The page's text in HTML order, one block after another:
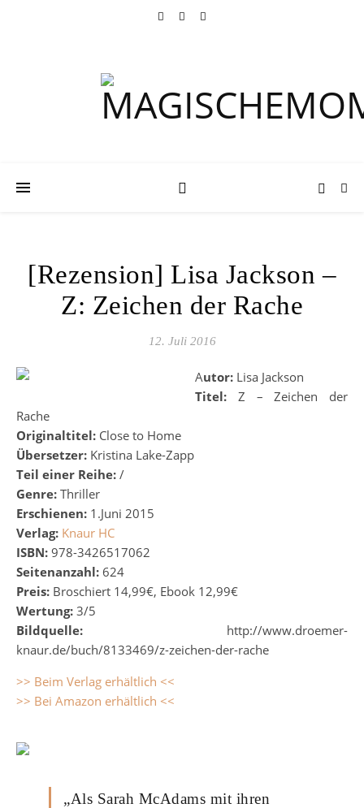
[Rezension] Lisa Jackson –
Z: Zeichen der Rache
12. Juli 2016
Autor: Lisa Jackson
Titel: Z – Zeichen der
Rache
Originaltitel: Close to Home
Übersetzer: Kristina Lake-Zapp
Teil einer Reihe: /
Genre: Thriller
Erschienen: 1.Juni 2015
Verlag: Knaur HC
ISBN: 978-3426517062
Seitenanzahl: 624
Preis: Broschiert 14,99€, Ebook 12,99€
Wertung: 3/5
Bildquelle: http://www.droemer-
knaur.de/buch/8133469/z-zeichen-der-rache
>> Beim Verlag erhältlich <<
>> Bei Amazon erhältlich <<
„Als Sarah McAdams mit ihren